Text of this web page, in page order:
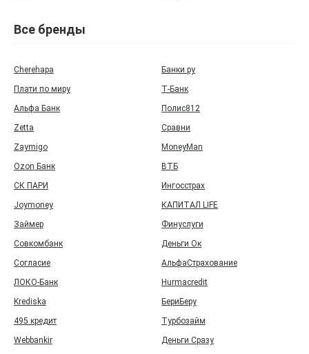
Все бренды
Cherehapa
Банки.ру
Плати по миру
Т‑Банк
Альфа Банк
Полис812
Zetta
Сравни
Zaymigo
MoneyMan
Ozon Банк
ВТБ
СК ПАРИ
Ингосстрах
Joymoney
КАПИТАЛ LIFE
Займер
Финуслуги
Совкомбанк
Деньги Ок
Согласие
АльфаСтрахование
ЛОКО-Банк
Hurmacredit
Krediska
БериБеру
495 кредит
Турбозайм
Webbankir
Деньги Сразу